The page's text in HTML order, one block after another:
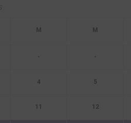
- -
4 5
11 12